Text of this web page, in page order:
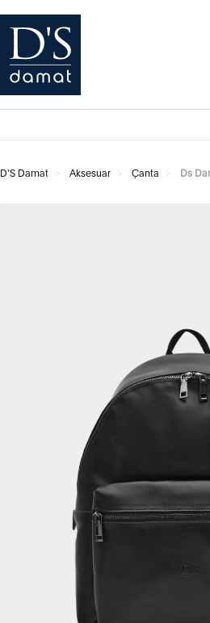
D'S Damat Aksesuar Çanta Ds